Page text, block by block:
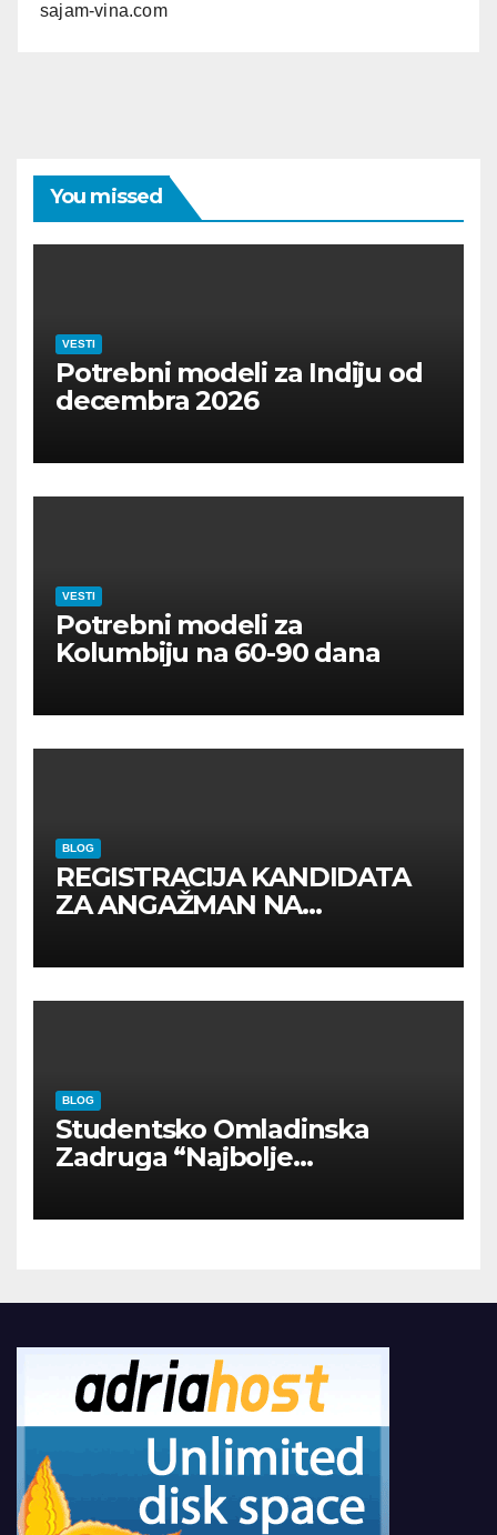
sajam-vina.com
You missed
VESTI
Potrebni modeli za Indiju od
decembra 2026
VESTI
Potrebni modeli za
Kolumbiju na 60-90 dana
BLOG
REGISTRACIJA KANDIDATA
ZA ANGAŽMAN NA
BLOG
Studentsko Omladinska
Zadruga “Najbolje